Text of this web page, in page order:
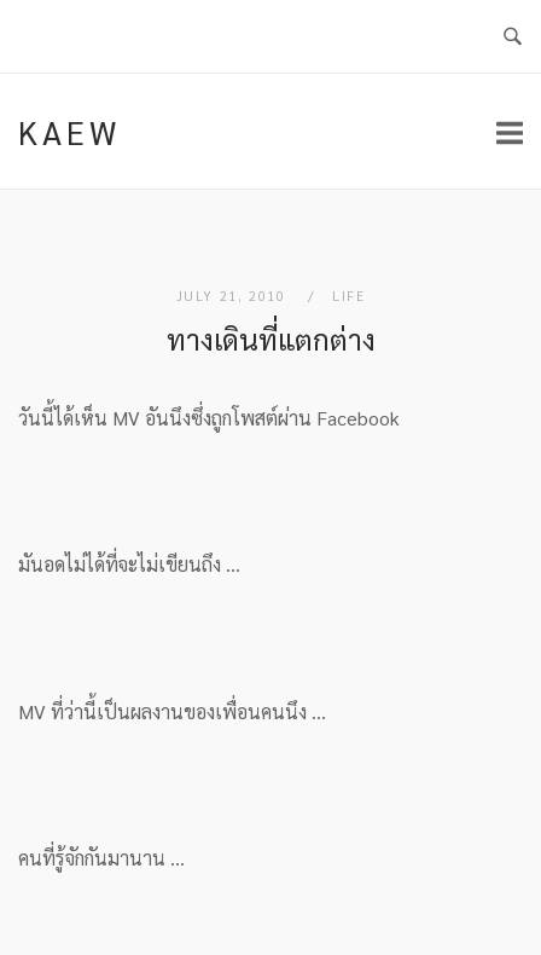
KAEW
JULY 21, 2010 LIFE
ทางเดินที่แตกต่าง
วันนี้ได้เห็น MV อันนึงซึ่งถูกโพสต์ผ่าน Facebook
มันอดไม่ได้ที่จะไม่เขียนถึง …
MV ที่ว่านี้เป็นผลงานของเพื่อนคนนึง …
คนที่รู้จักกันมานาน …